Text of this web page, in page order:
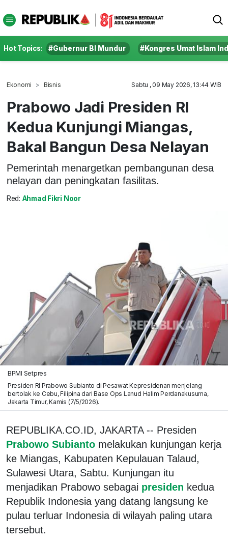
Hot Topics: #Gubernur BI Mundur #Kongres Umat Islam
Ekonomi Bisnis Sabtu , 09 May 2026, 13:44 WIB
Prabowo Jadi Presiden RI
Kedua Kunjungi Miangas,
Bakal Bangun Desa Nelayan
Pemerintah menargetkan pembangunan desa
nelayan dan peningkatan fasilitas.
Red: Ahmad Fikri Noor
BPMI Setpres
Presiden RI Prabowo Subianto di Pesawat Kepresidenan menjelang
bertolak ke Cebu, Filipina dari Base Ops Lanud Halim Perdanakusuma,
Jakarta Timur, Kamis (7/5/2026).
REPUBLIKA.CO.ID, JAKARTA -- Presiden
Prabowo Subianto melakukan kunjungan kerja
ke Miangas, Kabupaten Kepulauan Talaud,
Sulawesi Utara, Sabtu. Kunjungan itu
menjadikan Prabowo sebagai presiden kedua
Republik Indonesia yang datang langsung ke
pulau terluar Indonesia di wilayah paling utara
tersebut.